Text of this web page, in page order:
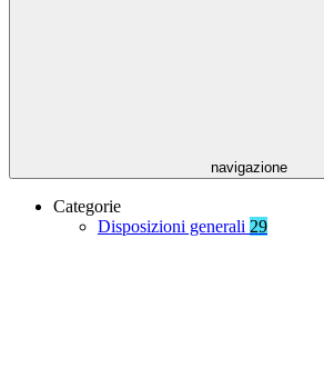
navigazione
Categorie
Disposizioni generali 29